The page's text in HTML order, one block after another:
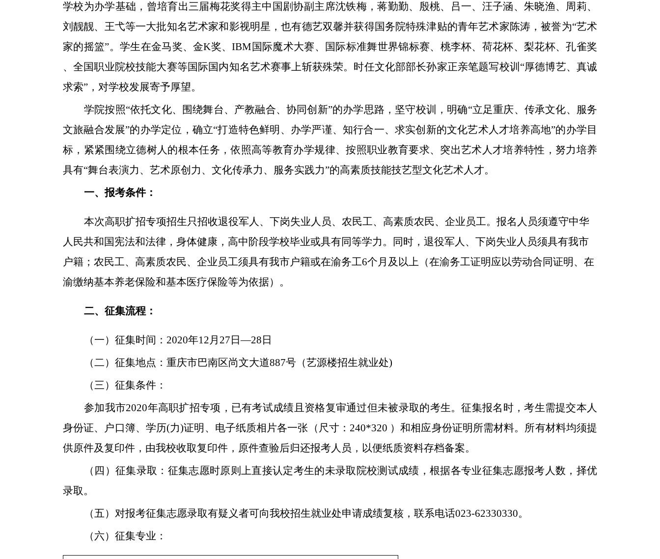
学校为办学基础，曾培育出三届梅花奖得主中国剧协副主席沈铁梅，蒋勤勤、殷桃、吕一、汪子涵、朱晓渔、周莉、
刘靓靓、王弋等一大批知名艺术家和影视明星，也有德艺双馨并获得国务院特殊津贴的青年艺术家陈涛，被誉为“艺术
家的摇篮”。学生在金马奖、金K奖、IBM国际魔术大赛、国际标准舞世界锦标赛、桃李杯、荷花杯、梨花杯、孔雀奖
、全国职业院校技能大赛等国际国内知名艺术赛事上斩获殊荣。时任文化部部长孙家正亲笔题写校训“厚德博艺、真诚
求索”，对学校发展寄予厚望。
学院按照“依托文化、围绕舞台、产教融合、协同创新”的办学思路，坚守校训，明确“立足重庆、传承文化、服务
文旅融合发展”的办学定位，确立“打造特色鲜明、办学严谨、知行合一、求实创新的文化艺术人才培养高地”的办学目
标，紧紧围绕立德树人的根本任务，依照高等教育办学规律、按照职业教育要求、突出艺术人才培养特性，努力培养
具有“舞台表演力、艺术原创力、文化传承力、服务实践力”的高素质技能技艺型文化艺术人才。
一、报考条件：
本次高职扩招专项招生只招收退役军人、下岗失业人员、农民工、高素质农民、企业员工。 报名人员须遵守中华
人民共和国宪法和法律，身体健康， 高中阶段学校毕业或具有同等学力。同时， 退役军人、下岗失业人员须具有我市
户籍；农民工、高素质农民、企业员工须具有我市户籍或在渝务工6个月 及以上 （在渝务工证明应以劳动合同证明、 在
渝缴纳基本养老保险和基本医疗保险等为依据）。
二、征集流程：
（一）征集时间： 2020年12月27日—28日
（二）征集地点：重庆市巴南区尚文大道887号（艺源楼招生就业处)
（三）征集条件：
参加我市2020年高职扩招专项，已有考试成绩且资格复审通过但未被录取的考生。征集报名时，考生需提交本人
身份证、户口簿、学历(力)证明、 电子纸质相片各一张（ 尺寸： 240*320 ）和相应身份证明 所需材料。 所有材料均须提
供原件及复印件，由我校收取复印件，原件查验后归还报考人员，以便纸质资料存档备案。
（ 四 ）征集录取 ：征集志愿时原则上直接认定考生的未录取院校测试成绩 ，根据各专业征集志愿报考人数，择优
录取 。
（五） 对报考征集志愿录取有疑义者可向我校招生就业处申请成绩复核，联系电话023-62330330。
（六）征集专业：